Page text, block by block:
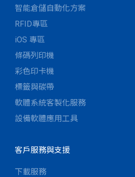
智能倉儲自動化方案
RFID專區
iOS 專區
條碼列印機
彩色印卡機
標籤與碳帶
軟體系統客製化服務
設備軟體應用工具
客戶服務與支援
下載服務